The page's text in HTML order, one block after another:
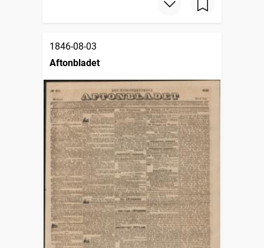
1846-08-03
Aftonbladet